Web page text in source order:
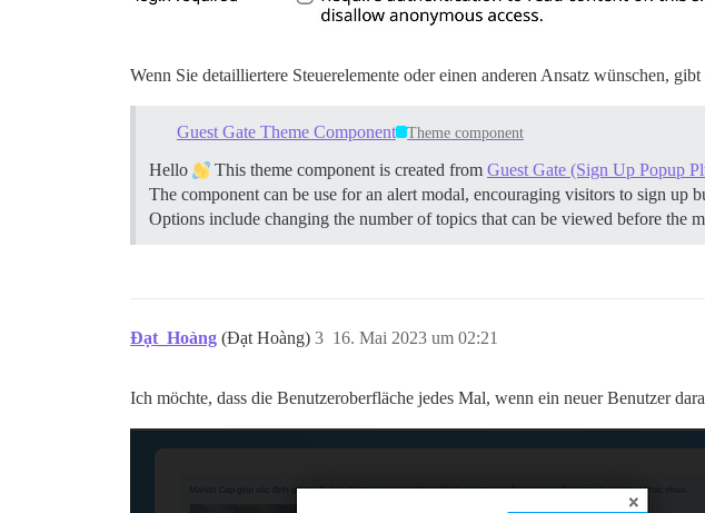
Wenn Sie detailliertere Steuerelemente oder einen anderen Ansatz wünschen, gibt
Guest Gate Theme Component Theme component
Hello This theme component is created from Guest Gate (Sign Up Popup
The component can be use for an alert modal, encouraging visitors to sign up
Options include changing the number of topics that can be viewed before the
Đạt_Hoàng (Đạt Hoàng) 16. Mai 2023 um 02:21
3
Ich möchte, dass die Benutzeroberfläche jedes Mal, wenn ein neuer Benutzer